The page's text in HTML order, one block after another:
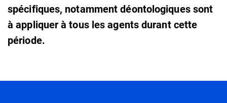
spécifiques, notamment déontologiques sont
à appliquer à tous les agents durant cette
période.